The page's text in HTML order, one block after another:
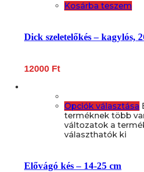
Kosárba teszem
Dick szeletelőkés – kagylós,
12000 Ft
Opciók választása
terméknek több
változatok a
választhatók ki
Elővágó kés – 14-25 cm